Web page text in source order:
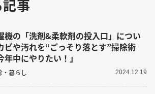
事
機の「洗剤&柔軟剤の投入口」につい
ビや汚れを“ごっそり落とす”掃除術
年中にやりたい！」
・暮らし 2024.12.19